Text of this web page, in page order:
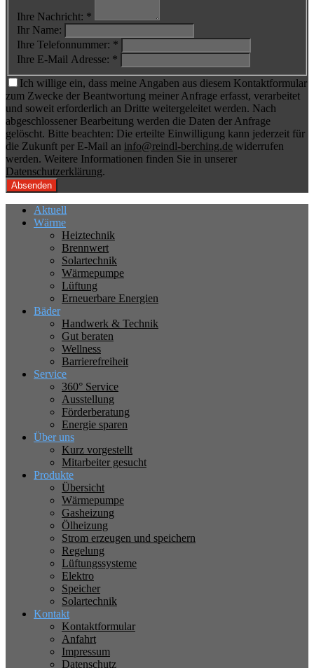
Ihre Nachricht: *
Ihr Name:
Ihre Telefonnummer: *
Ihre E-Mail Adresse: *
Ich willige ein, dass meine Angaben aus diesem Kontaktformular
zum Zwecke der Beantwortung meiner Anfrage erfasst, verarbeitet
und soweit erforderlich an Dritte weitergeleitet werden. Nach
abgeschlossener Bearbeitung werden die Daten der Anfrage
gelöscht. Bitte beachten: Die erteilte Einwilligung kann jederzeit für
die Zukunft per E-Mail an info@reindl-berching.de widerrufen
werden. Weitere Informationen finden Sie in unserer
Datenschutzerklärung.
Aktuell
Wärme
Heiztechnik
Brennwert
Solartechnik
Wärmepumpe
Lüftung
Erneuerbare Energien
Bäder
Handwerk & Technik
Gut beraten
Wellness
Barrierefreiheit
Service
360° Service
Ausstellung
Förderberatung
Energie sparen
Über uns
Kurz vorgestellt
Mitarbeiter gesucht
Produkte
Übersicht
Wärmepumpe
Gasheizung
Ölheizung
Strom erzeugen und speichern
Regelung
Lüftungssysteme
Elektro
Speicher
Solartechnik
Kontakt
Kontaktformular
Anfahrt
Impressum
Datenschutz